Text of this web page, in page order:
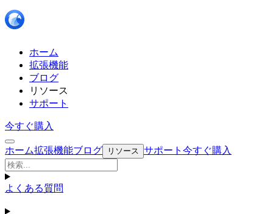
ホーム
拡張機能
ブログ
リソース
サポート
今すぐ購入
ホーム拡張機能ブログ リソース サポート 今すぐ購入
よくある質問